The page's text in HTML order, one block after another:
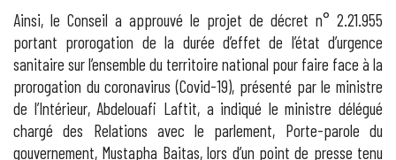
Ainsi, le Conseil a approuvé le projet de décret n° 2.21.955
portant prorogation de la durée d’effet de l’état d’urgence
sanitaire sur l’ensemble du territoire national pour faire face à la
prorogation du coronavirus (Covid-19), présenté par le ministre
de l’Intérieur, Abdelouafi Laftit, a indiqué le ministre délégué
chargé des Relations avec le parlement, Porte-parole du
gouvernement, Mustapha Baitas, lors d’un point de presse tenu